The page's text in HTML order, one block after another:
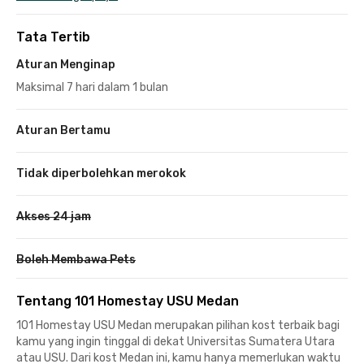
Tata Tertib
Aturan Menginap
Maksimal 7 hari dalam 1 bulan
Aturan Bertamu
Tidak diperbolehkan merokok
Akses 24 jam
Boleh Membawa Pets
Tentang 101 Homestay USU Medan
101 Homestay USU Medan merupakan pilihan kost terbaik bagi
kamu yang ingin tinggal di dekat Universitas Sumatera Utara
atau USU. Dari kost Medan ini, kamu hanya memerlukan waktu